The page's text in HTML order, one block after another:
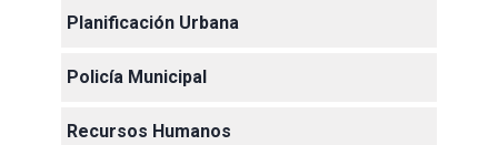
Planificación Urbana
Policía Municipal
Recursos Humanos